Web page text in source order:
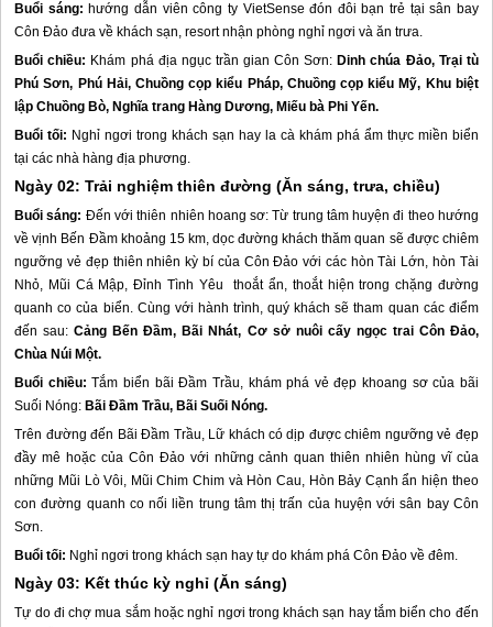
Buổi sáng: hướng dẫn viên công ty VietSense đón đôi bạn trẻ tại sân bay
Côn Đảo đưa về khách sạn, resort nhận phòng nghỉ ngơi và ăn trưa.
Buổi chiều: Khám phá địa ngục trần gian Côn Sơn: Dinh chúa Đảo, Trại tù
Phú Sơn, Phú Hải,Chuồng cọp kiểu Pháp, Chuồng cọp kiểu Mỹ, Khu biệt
lập Chuồng Bò, Nghĩa trang Hàng Dương, Miếu bà Phi Yến.
Buổi tối: Nghỉ ngơi trong khách sạn hay la cà khám phá ẩm thực miền biển
tại các nhà hàng địa phương.
Ngày 02: Trải nghiệm thiên đường (Ăn sáng, trưa, chiều)
Buổi sáng: Đến với thiên nhiên hoang sơ: Từ trung tâm huyện đi theo hướng
về vịnh Bến Đầm khoảng 15 km, dọc đường khách thăm quan sẽ được chiêm
ngưỡng vẻ đẹp thiên nhiên kỳ bí của Côn Đảo với các hòn Tài Lớn, hòn Tài
Nhỏ, Mũi Cá Mập, Đỉnh Tình Yêu thoắt ẩn, thoắt hiện trong chặng đường
quanh co của biển. Cùng với hành trình, quý khách sẽ tham quan các điểm
đến sau:Cảng Bến Đầm, Bãi Nhát, Cơ sở nuôi cấy ngọc trai Côn Đảo,
Chùa Núi Một.
Buổi chiều:Tắm biển bãi Đầm Trầu, khám phá vẻ đẹp khoang sơ của bãi
Suối Nóng: Bãi Đầm Trầu, Bãi Suối Nóng.
Trên đường đến Bãi Đầm Trầu, Lữ khách có dịp được chiêm ngưỡng vẻ đẹp
đầy mê hoặc của Côn Đảovới những cảnh quan thiên nhiên hùng vĩ của
những Mũi Lò Vôi, Mũi Chim Chim và Hòn Cau, Hòn Bảy Cạnh ẩn hiện theo
con đường quanh co nối liền trung tâm thị trấn của huyện với sân bay Côn
Sơn.
Buổi tối: Nghỉ ngơi trong khách sạn hay tự do khám pháCôn Đảo về đêm.
Ngày 03: Kết thúc kỳ nghỉ (Ăn sáng)
Tự do đi chợ mua sắm hoặc nghỉ ngơi trong khách sạn hay tắm biển cho đến